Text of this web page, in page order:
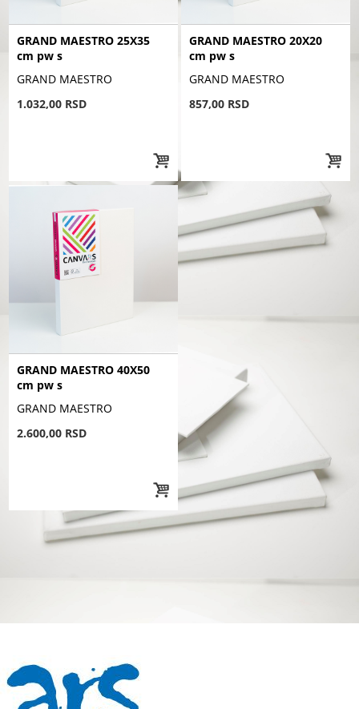
GRAND MAESTRO 25X35
cm pw s
GRAND MAESTRO
1.032,00 RSD
GRAND MAESTRO 20X20
cm pw s
GRAND MAESTRO
857,00 RSD
GRAND MAESTRO 40X50
cm pw s
GRAND MAESTRO
2.600,00 RSD